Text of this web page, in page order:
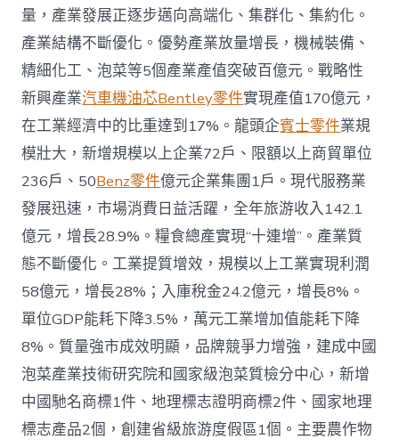
量，產業發展正逐步邁向高端化、集群化、集約化。
產業結構不斷優化。優勢產業放量增長，機械裝備、
精細化工、泡菜等5個產業產值突破百億元。戰略性
新興產業汽車機油芯Bentley零件實現產值170億元，
在工業經濟中的比重達到17%。龍頭企賓士零件業規
模壯大，新增規模以上企業72戶、限額以上商貿單位
236戶、50Benz零件億元企業集團1戶。現代服務業
發展迅速，市場消費日益活躍，全年旅游收入142.1
億元，增長28.9%。糧食總產實現“十連增”。產業質
態不斷優化。工業提質增效，規模以上工業實現利潤
58億元，增長28%；入庫稅金24.2億元，增長8%。
單位GDP能耗下降3.5%，萬元工業增加值能耗下降
8%。質量強市成效明顯，品牌競爭力增強，建成中國
泡菜產業技術研究院和國家級泡菜質檢分中心，新增
中國馳名商標1件、地理標志證明商標2件、國家地理
標志產品2個，創建省級旅游度假區1個。主要農作物